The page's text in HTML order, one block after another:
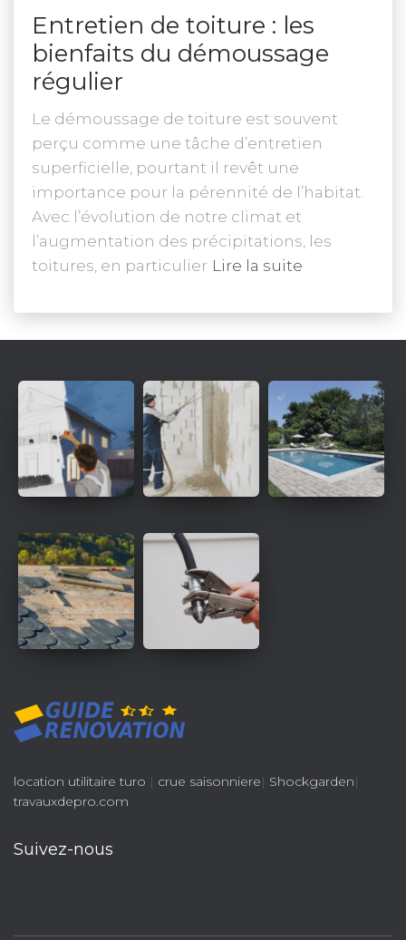
Entretien de toiture : les
bienfaits du démoussage
régulier
Le démoussage de toiture est souvent
perçu comme une tâche d’entretien
superficielle, pourtant il revêt une
importance pour la pérennité de l’habitat.
Avec l’évolution de notre climat et
l’augmentation des précipitations, les
toitures, en particulier Lire la suite
location utilitaire turo | crue saisonniere| Shockgarden|
travauxdepro.com
Suivez-nous